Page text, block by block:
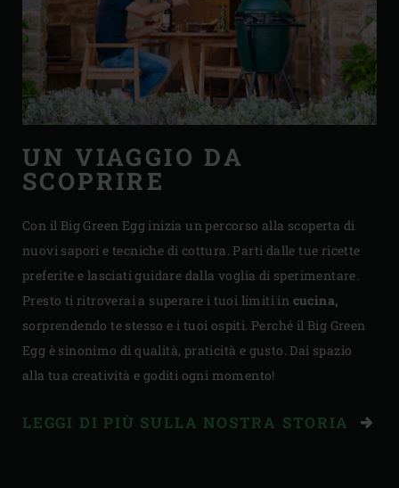
UN VIAGGIO DA
SCOPRIRE
Con il Big Green Egg inizia un percorso alla scoperta di
nuovi sapori e tecniche di cottura. Parti dalle tue ricette
preferite e lasciati guidare dalla voglia di sperimentare.
Presto ti ritroverai a superare i tuoi limiti in cucina,
sorprendendo te stesso e i tuoi ospiti. Perché il Big Green
Egg è sinonimo di qualità, praticità e gusto. Dai spazio
alla tua creatività e goditi ogni momento!
LEGGI DI PIÙ SULLA NOSTRA STORIA